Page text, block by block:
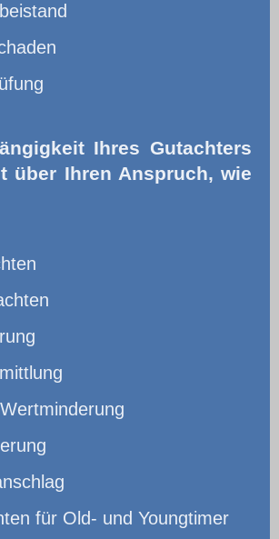
Ihres Gutachters
über Ihren Anspruch, wie
für Old- und Youngtimer